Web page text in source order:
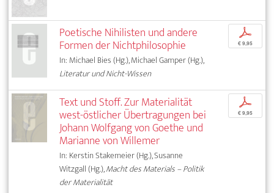
Poetische Nihilisten und andere
Formen der Nichtphilosophie
In: Michael Bies (Hg.), Michael Gamper (Hg.),
Literatur und Nicht-Wissen
p
€ 9,95
Text und Stoff. Zur Materialität
west-östlicher Übertragungen bei
Johann Wolfgang von Goethe und
Marianne von Willemer
In: Kerstin Stakemeier (Hg.), Susanne
Witzgall (Hg.),Macht des Materials – Politik
der Materialität
p
€ 9,95